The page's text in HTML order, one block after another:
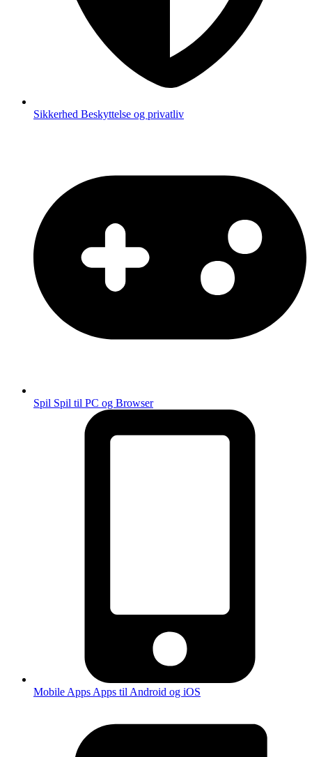
Sikkerhed Beskyttelse og privatliv
Spil Spil til PC og Browser
Mobile Apps Apps til Android og iOS